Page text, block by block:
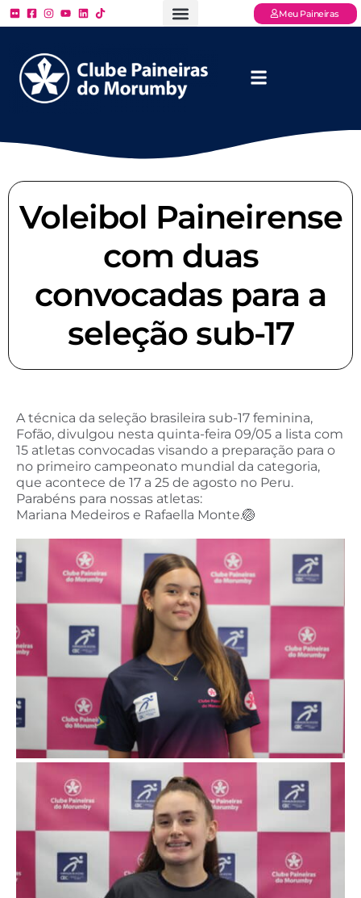
Meu Paineiras
Voleibol Paineirense
com duas
convocadas para a
seleção sub-17
A técnica da seleção brasileira sub-17 feminina,
Fofão, divulgou nesta quinta-feira 09/05 a lista com
15 atletas convocadas visando a preparação para o
no primeiro campeonato mundial da categoria,
que acontece de 17 a 25 de agosto no Peru.
Parabéns para nossas atletas:
Mariana Medeiros e Rafaella Monte.🏐